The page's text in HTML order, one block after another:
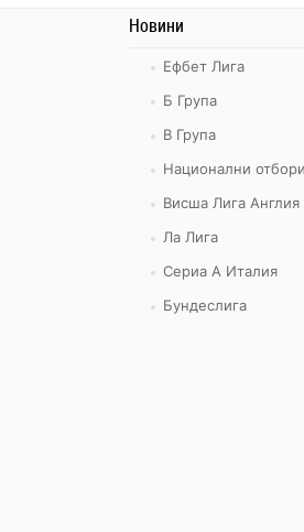
Новини
Ефбет Лига
Б Група
В Група
Национални отбори
Висша Лига Англия
Ла Лига
Сериа А Италия
Бундеслига